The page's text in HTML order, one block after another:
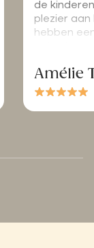
de
plezier
hebben
Amélie